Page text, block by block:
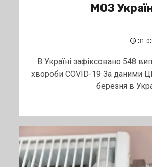
МОЗ
В Україні зафіксовано 548
хвороби COVID-19 За даними
березня в